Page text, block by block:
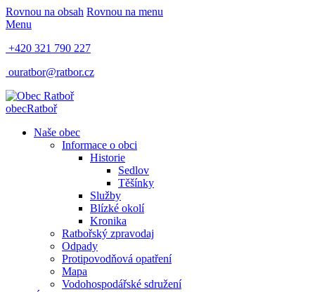
Rovnou na obsah Rovnou na menu
Menu
+420 321 790 227
ouratbor@ratbor.cz
obecRatboř
Naše obec
Informace o obci
Historie
Sedlov
Těšínky
Služby
Blízké okolí
Kronika
Ratbořský zpravodaj
Odpady
Protipovodňová opatření
Mapa
Vodohospodářské sdružení